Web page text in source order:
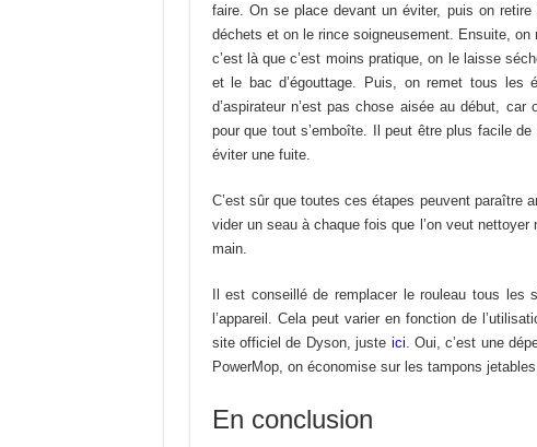
faire. On se place devant un éviter, puis on
déchets et on le rince soigneusement. Ensuite, on
c’est là que c’est moins pratique, on le laisse
et le bac d’égouttage. Puis, on remet tous les
d’aspirateur n’est pas chose aisée au début,
pour que tout s’emboîte. Il peut être plus facile
éviter une fuite.
C’est sûr que toutes ces étapes peuvent paraître
vider un seau à chaque fois que l’on veut
main.
Il est conseillé de remplacer le rouleau tous les
l’appareil. Cela peut varier en fonction de
site officiel de Dyson, juste ici . Oui, c’est une
PowerMop, on économise sur les tampons
En conclusion